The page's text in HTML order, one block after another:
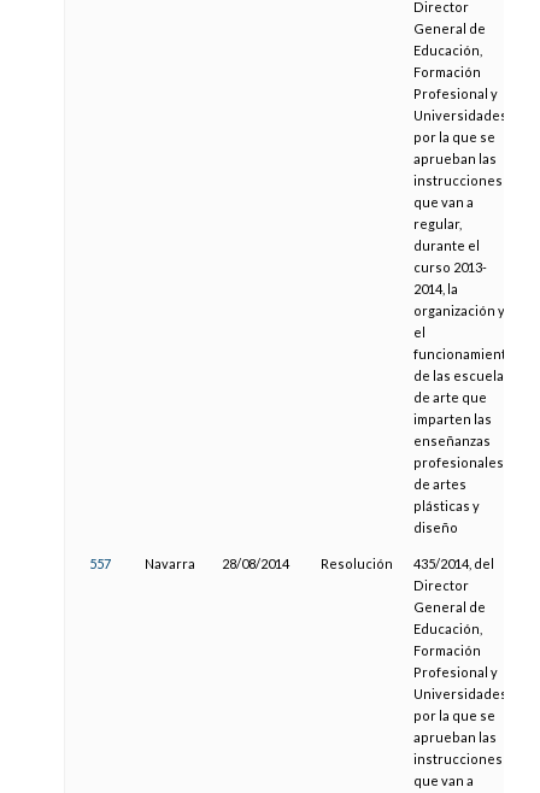
Director
General de
Educación,
Formación
Profesional y
Universidades,
por la que se
aprueban las
instrucciones
que van a
regular,
durante el
curso 2013-
2014, la
organización y
el
funcionamiento
de las escuelas
de arte que
imparten las
enseñanzas
profesionales
de artes
plásticas y
diseño
557 Navarra 28/08/2014 Resolución
435/2014, del
Director
General de
Educación,
Formación
Profesional y
Universidades,
por la que se
aprueban las
instrucciones
que van a